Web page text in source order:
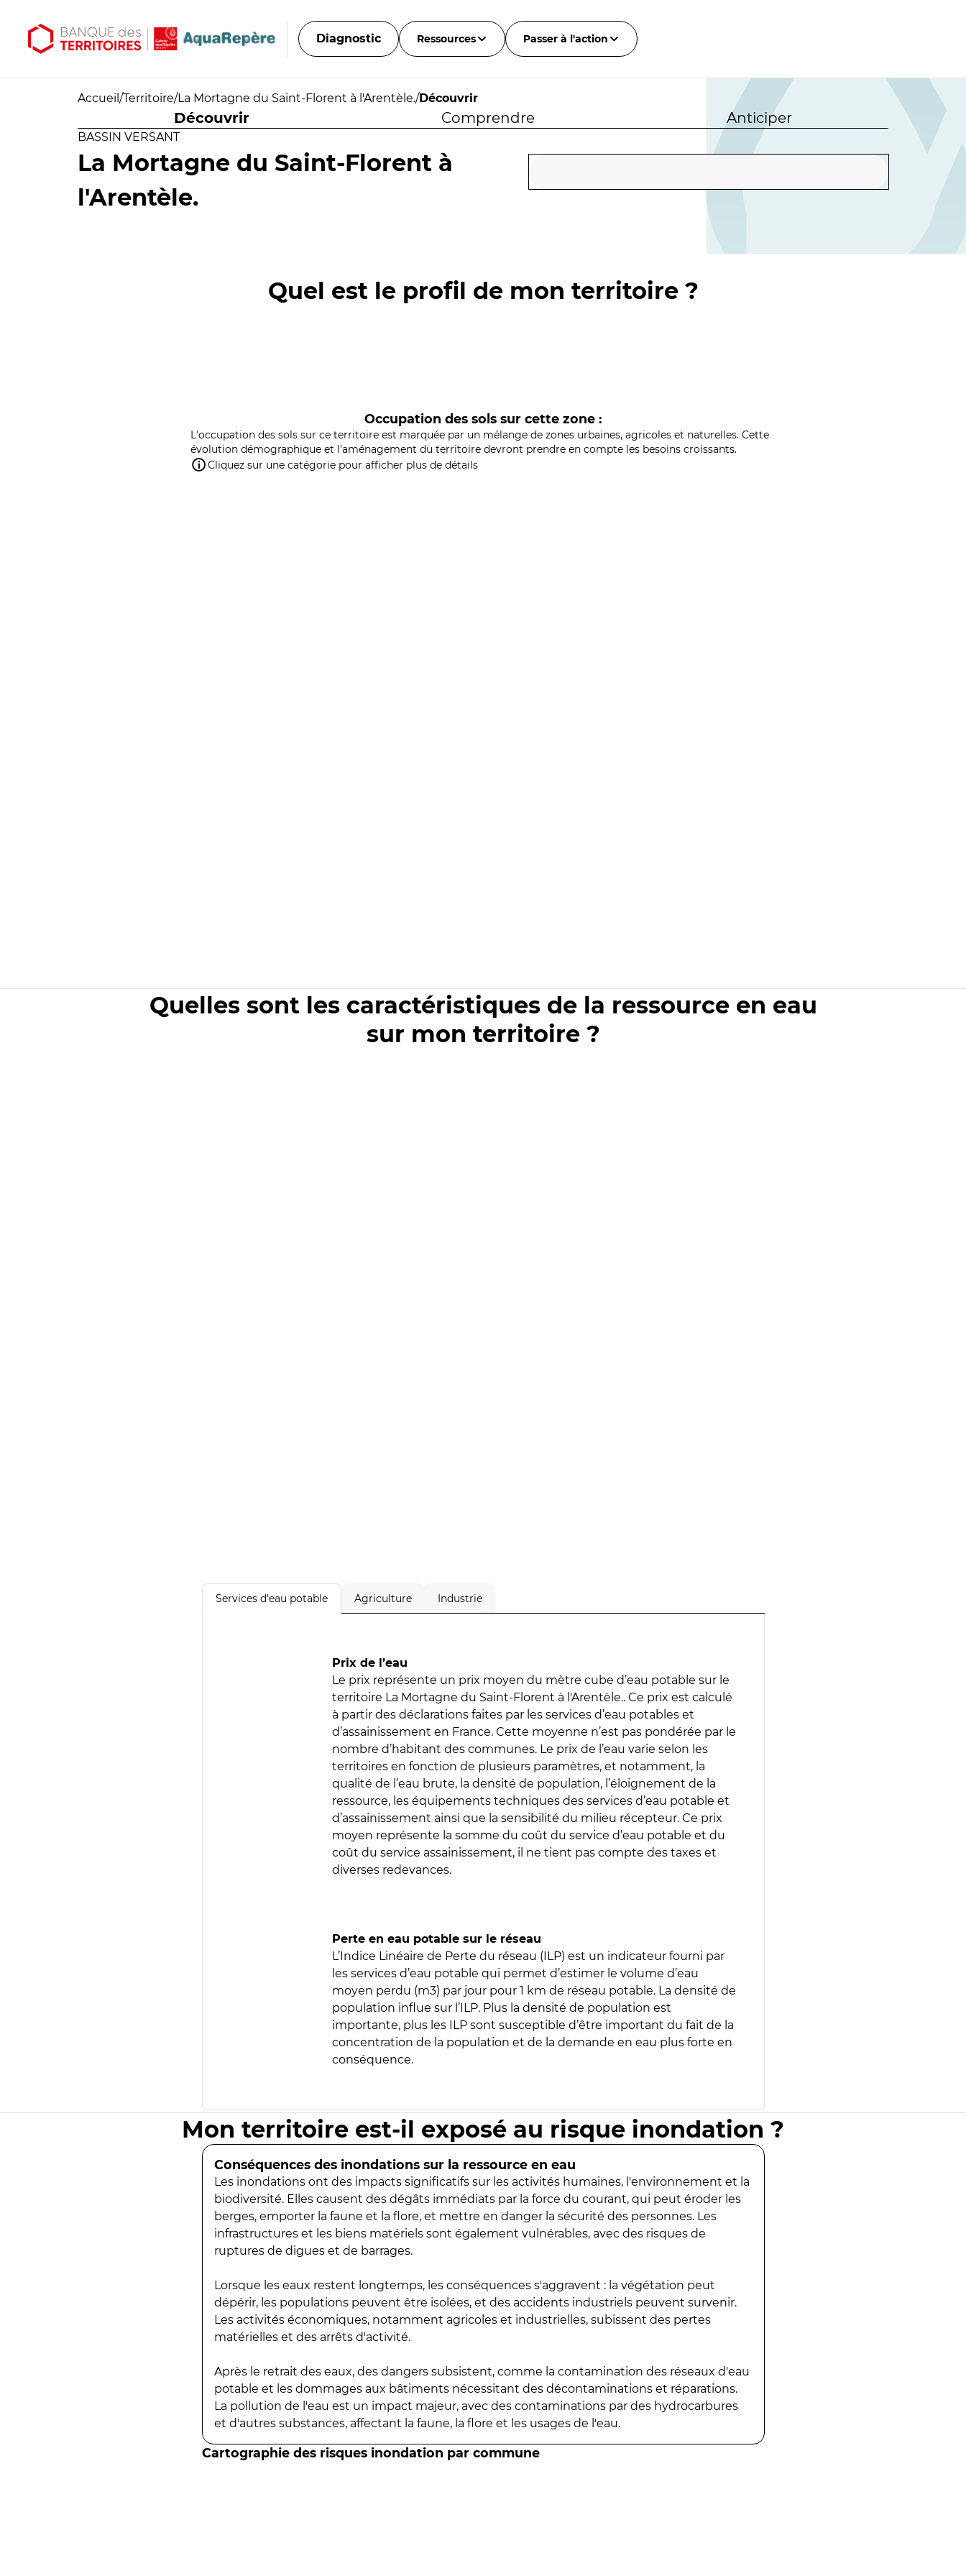
Diagnostic Ressources Passer à l'action
Accueil /Territoire/La Mortagne du Saint-Florent à l'Arentèle./Découvrir
Découvrir Comprendre Anticiper
BASSIN VERSANT
La Mortagne du Saint-Florent à
l'Arentèle.
Quel est le profil de mon territoire ?
Occupation des sols sur cette zone :
L'occupation des sols sur ce territoire est marquée par un mélange de zones urbaines, agricoles et naturelles. Cette
évolution démographique et l'aménagement du territoire devront prendre en compte les besoins croissants.
Cliquez sur une catégorie pour afficher plus de détails
Quelles sont les caractéristiques de la ressource en eau
sur mon territoire ?
Services d'eau potable Agriculture Industrie
Prix de l’eau
Le prix représente un prix moyen du mètre cube d’eau potable sur le
territoire La Mortagne du Saint-Florent à l'Arentèle.. Ce prix est calculé
à partir des déclarations faites par les services d’eau potables et
d’assainissement en France. Cette moyenne n’est pas pondérée par le
nombre d’habitant des communes. Le prix de l’eau varie selon les
territoires en fonction de plusieurs paramètres, et notamment, la
qualité de l’eau brute, la densité de population, l’éloignement de la
ressource, les équipements techniques des services d’eau potable et
d’assainissement ainsi que la sensibilité du milieu récepteur. Ce prix
moyen représente la somme du coût du service d’eau potable et du
coût du service assainissement, il ne tient pas compte des taxes et
diverses redevances.
Perte en eau potable sur le réseau
L’Indice Linéaire de Perte du réseau (ILP) est un indicateur fourni par
les services d’eau potable qui permet d’estimer le volume d’eau
moyen perdu (m3) par jour pour 1 km de réseau potable. La densité de
population influe sur l’ILP. Plus la densité de population est
importante, plus les ILP sont susceptible d’être important du fait de la
concentration de la population et de la demande en eau plus forte en
conséquence.
Mon territoire est-il exposé au risque inondation ?
Conséquences des inondations sur la ressource en eau
Les inondations ont des impacts significatifs sur les activités humaines, l'environnement et la
biodiversité. Elles causent des dégâts immédiats par la force du courant, qui peut éroder les
berges, emporter la faune et la flore, et mettre en danger la sécurité des personnes. Les
infrastructures et les biens matériels sont également vulnérables, avec des risques de
ruptures de digues et de barrages.
Lorsque les eaux restent longtemps, les conséquences s'aggravent : la végétation peut
dépérir, les populations peuvent être isolées, et des accidents industriels peuvent survenir.
Les activités économiques, notamment agricoles et industrielles, subissent des pertes
matérielles et des arrêts d'activité.
Après le retrait des eaux, des dangers subsistent, comme la contamination des réseaux d'eau
potable et les dommages aux bâtiments nécessitant des décontaminations et réparations.
La pollution de l'eau est un impact majeur, avec des contaminations par des hydrocarbures
et d'autres substances, affectant la faune, la flore et les usages de l'eau.
Cartographie des risques inondation par commune